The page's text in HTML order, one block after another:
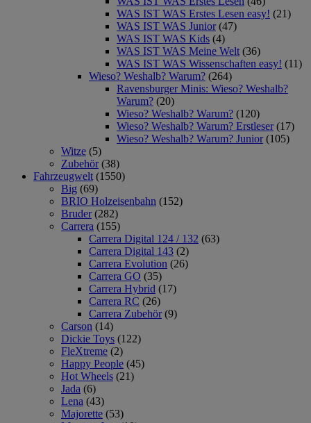
WAS IST WAS Erstes Lesen easy! (21)
WAS IST WAS Junior (47)
WAS IST WAS Kids (4)
WAS IST WAS Meine Welt (36)
WAS IST WAS Wissenschaften easy! (11)
Wieso? Weshalb? Warum? (264)
Ravensburger Minis: Wieso? Weshalb?
Warum? (20)
Wieso? Weshalb? Warum? (120)
Wieso? Weshalb? Warum? Erstleser (17)
Wieso? Weshalb? Warum? Junior (105)
Witze (5)
Zubehör (38)
Fahrzeugwelt (1550)
Big (69)
BRIO Holzeisenbahn (152)
Bruder (282)
Carrera (155)
Carrera Digital 124 / 132 (63)
Carrera Digital 143 (2)
Carrera Evolution (26)
Carrera GO (35)
Carrera Hybrid (17)
Carrera RC (26)
Carrera Zubehör (9)
Carson (14)
Dickie Toys (122)
FleXtreme (2)
Happy People (45)
Hot Wheels (21)
Jada (6)
Lena (43)
Majorette (53)